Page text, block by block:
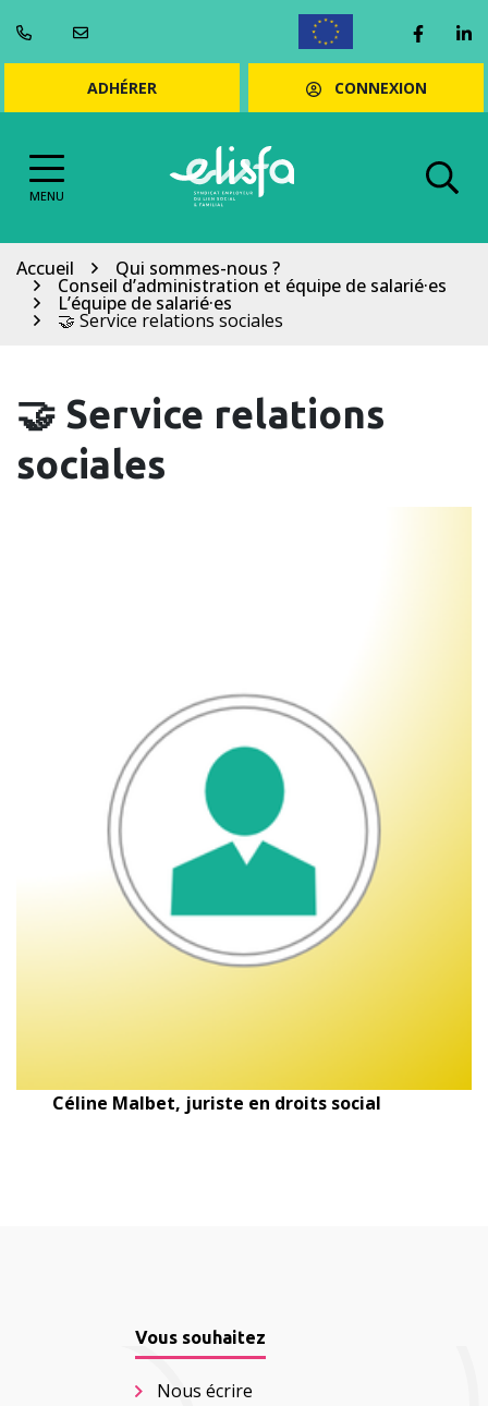
au
contenu
Lien
ADHÉRER CONNEXION
MENU
Accueil Qui sommes-nous ?
Conseil d’administration et équipe de salarié·es
L’équipe de salarié·es
🤝 Service relations sociales
🤝 Service relations
sociales
Céline Malbet, juriste en droits social
Vous souhaitez
Nous écrire